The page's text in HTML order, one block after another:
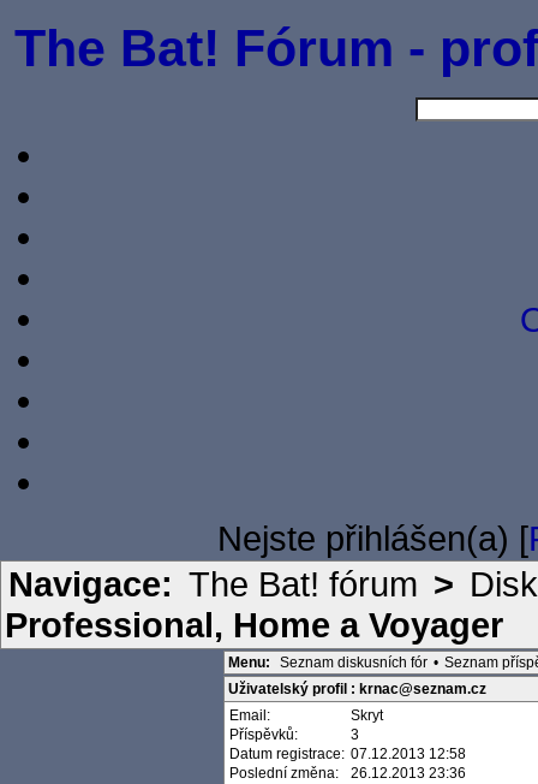
The Bat! Fórum -
Nejste přihlášen(a) [
Navigace: The Bat! fórum >
Professional, Home a Voyager
Menu: Seznam diskusních fór • Seznam
Uživatelský profil : krnac@seznam.cz
Email:
Skryt
Příspěvků:
3
Datum registrace: 07.12.2013 12:58
Poslední změna:
26.12.2013 23:36